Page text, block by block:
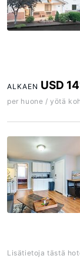
ALKAEN USD
per huone / yötä
Lisätietoja tästä